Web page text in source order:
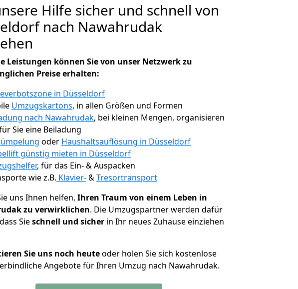
Hilfe sicher und schnell von
nach Nawahrudak
Leistungen können Sie von unser Netzwerk zu
Preise erhalten:
in Düsseldorf
Umzugskartons, in allen Größen und Formen
nach Nawahrudak, bei kleinen Mengen, organisieren
Sie eine Beiladung
oder Haushaltsauflösung in Düsseldorf
günstig mieten in Düsseldorf
, für das Ein- & Auspacken
wie z.B. Klavier-&Tresortransport
uns Ihnen helfen, Ihren Traum von einem Leben in
zu verwirklichen. Die Umzugspartner werden dafür
Sieschnell und sicher in Ihr neues Zuhause einziehen
Sie uns noch heuteoder holen Sie sich kostenlose
Angebote für Ihren Umzug nach Nawahrudak.